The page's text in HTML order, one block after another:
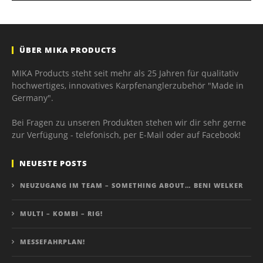
ÜBER MIKA PRODUCTS
MIKA Products steht seit mehr als 25 Jahren für qualitativ
hochwertiges, innovatives Karpfenanglerzubehör "Made in
Germany".
Bei Fragen zu unseren Produkten stehen wir dir sehr gerne
zur Verfügung - telefonisch, per E-Mail oder auf Facebook!
NEUESTE POSTS
NEUZUGANG IM TEAM – SOMETHING ABOUT… BENI WELKER
MULTI – KOMBI – RIG!
MESSEFAHRPLAN!